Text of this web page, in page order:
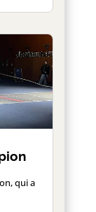
qui a